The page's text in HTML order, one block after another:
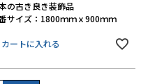
の古き良き装飾品
サイズ：1800ｍｍｘ900ｍｍ
カートに入れる